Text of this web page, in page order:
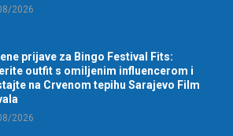
2026
prijave za Bingo Festival Fits:
outfit s omiljenim influencerom i
na Crvenom tepihu Sarajevo Film
2026